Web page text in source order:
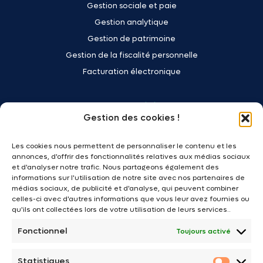
Gestion des cookies !
Les cookies nous permettent de personnaliser le contenu et les
annonces, d'offrir des fonctionnalités relatives aux médias sociaux
et d'analyser notre trafic. Nous partageons également des
informations sur l'utilisation de notre site avec nos partenaires de
médias sociaux, de publicité et d'analyse, qui peuvent combiner
celles-ci avec d'autres informations que vous leur avez fournies ou
qu'ils ont collectées lors de votre utilisation de leurs services..
Fonctionnel Toujours activé
Gestion sociale et paie
Gestion analytique
Gestion de patrimoine
Gestion de la fiscalité personnelle
Facturation électronique
Votre activité
Transport - Logistique
Professionnels du bâtiment
Cafés - Hôtels - Restaurants
Immobilier
Professions libérales